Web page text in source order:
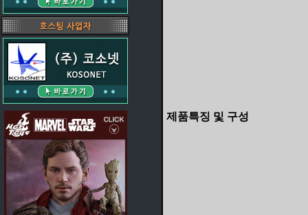
제품특징 및 구성